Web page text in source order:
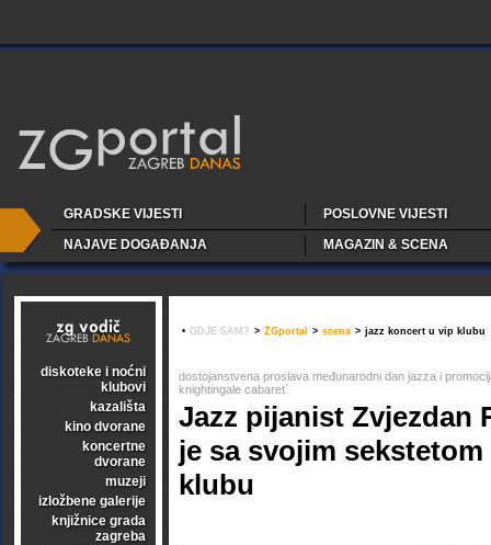
GRADSKE VIJESTI
POSLOVNE VIJESTI
NAJAVE DOGAĐANJA
MAGAZIN & SCENA
diskoteke i noćni
klubovi
kazališta
kino dvorane
koncertne
dvorane
muzeji
izložbene galerije
knjižnice grada
zagreba
• GDJE SAM? > ZGportal > scena > jazz koncert u vip klubu
dostojanstvena proslava međunarodni dan jazza i
knightingale cabaret`
Jazz pijanist Zvjezdan
je sa svojim
klubu